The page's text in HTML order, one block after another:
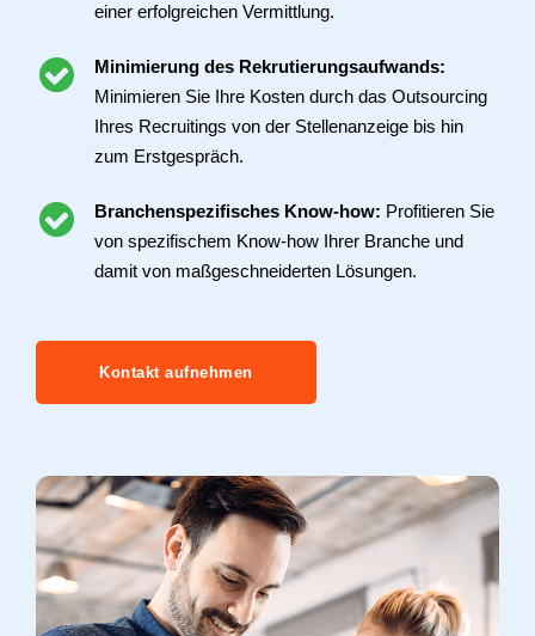
einer erfolgreichen Vermittlung.
Minimierung des Rekrutierungsaufwands:
Minimieren Sie Ihre Kosten durch das Outsourcing
Ihres Recruitings von der Stellenanzeige bis hin
zum Erstgespräch.
Branchenspezifisches Know-how: Profitieren Sie
von spezifischem Know-how Ihrer Branche und
damit von maßgeschneiderten Lösungen.
Kontakt aufnehmen